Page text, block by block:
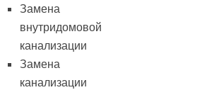
Замена
внутридомовой
канализации
Замена
канализации